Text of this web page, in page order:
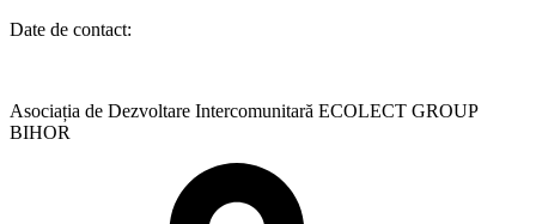
Date de contact:
Asociația de Dezvoltare Intercomunitară ECOLECT GROUP
BIHOR